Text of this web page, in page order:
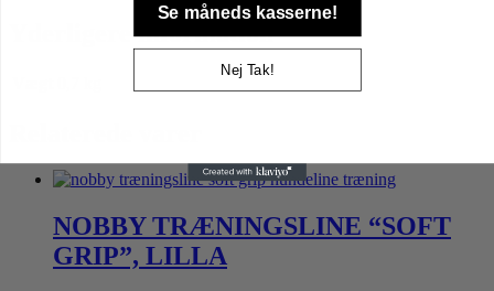
Yderligere information
NOBBY TRÆNINGSLINE “SOFT
GRIP”, LILLA
Se måneds kasserne!
Nej Tak!